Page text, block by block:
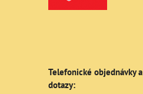
Telefonické objednávky a
dotazy: